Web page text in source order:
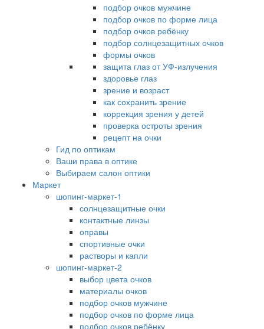
подбор очков мужчине
подбор очков по форме лица
подбор очков ребёнку
подбор солнцезащитных очков
формы очков
защита глаз от УФ-излучения
здоровье глаз
зрение и возраст
как сохранить зрение
коррекция зрения у детей
проверка остроты зрения
рецепт на очки
Гид по оптикам
Ваши права в оптике
Выбираем салон оптики
Маркет
шопинг-маркет-1
солнцезащитные очки
контактные линзы
оправы
спортивные очки
растворы и капли
шопинг-маркет-2
выбор цвета очков
материалы очков
подбор очков мужчине
подбор очков по форме лица
подбор очков ребёнку